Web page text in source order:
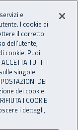
Apri cerca
la
e
I cookie di
il corretto
dell’utente,
cookie. Puoi
TUTTI I
singole
DEI
dei cookie
I COOKIE
i dettagli,